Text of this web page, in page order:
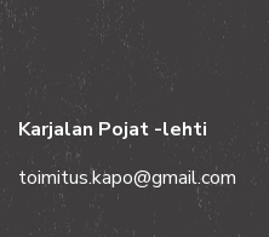
Karjalan Pojat -lehti
toimitus.kapo@gmail.com